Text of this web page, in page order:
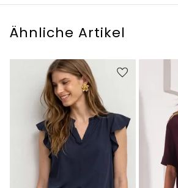
Ähnliche Artikel